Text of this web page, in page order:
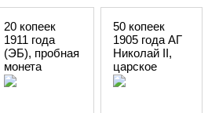
20 копеек
1911 года
(ЭБ), пробная
монета
50 копеек
1905 года АГ
Николай II,
царское
серебро,